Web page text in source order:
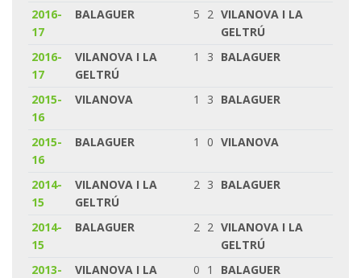
2016-
17
BALAGUER 5 2 VILANOVA I LA
GELTRÚ
2016-
17
VILANOVA I LA
GELTRÚ
1 3 BALAGUER
2015-
16
VILANOVA 1 3 BALAGUER
2015-
16
BALAGUER 1 0 VILANOVA
2014-
15
VILANOVA I LA
GELTRÚ
2 3 BALAGUER
2014-
15
BALAGUER 2 2 VILANOVA I LA
GELTRÚ
2013-
VILANOVA I LA
0 1 BALAGUER